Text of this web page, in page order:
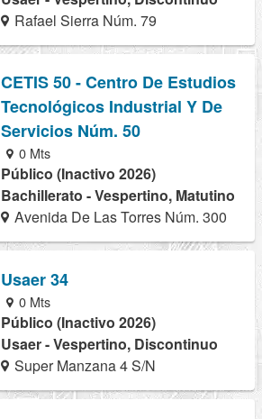
Rafael Sierra Núm. 79
CETIS 50 - Centro De Estudios
Tecnológicos Industrial Y De
Servicios Núm. 50
0 Mts
Público (Inactivo 2026)
Bachillerato - Vespertino, Matutino
Avenida De Las Torres Núm. 300
Usaer 34
0 Mts
Público (Inactivo 2026)
Usaer - Vespertino, Discontinuo
Super Manzana 4 S/N